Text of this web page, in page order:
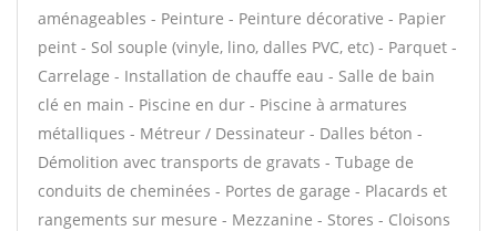
aménageables - Peinture - Peinture décorative - Papier
peint - Sol souple (vinyle, lino, dalles PVC, etc) - Parquet -
Carrelage - Installation de chauffe eau - Salle de bain
clé en main - Piscine en dur - Piscine à armatures
métalliques - Métreur / Dessinateur - Dalles béton -
Démolition avec transports de gravats - Tubage de
conduits de cheminées - Portes de garage - Placards et
rangements sur mesure - Mezzanine - Stores - Cloisons